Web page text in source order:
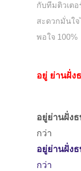
กับทีมติวเต
สะดวกมั่นใ
พอใจ 100%
อยู่ ย่านฝั่ง
อยู่ย่านฝั่ง
กว่า
อยู่ย่านฝั่ง
กว่า